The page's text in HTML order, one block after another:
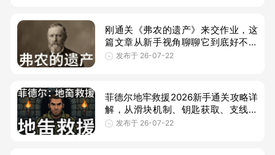
刚通关《弗农的遗产》来交作业，这
篇文章从新手视角聊聊它到底好不好
玩，包含画面音效、解谜难度、性价
发布于 26-07-22
菲德尔地牢救援2026新手通关攻略详
解，从滑块机制、钥匙获取、支线任
务到技能搭配，手把手教你避开新手
发布于 26-07-22